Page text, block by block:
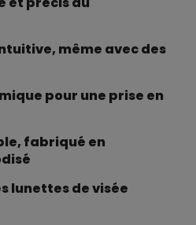
même avec des
pour une prise en
fabriqué en
lunettes de visée